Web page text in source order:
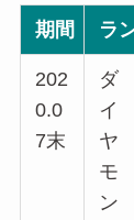
期間 ラ
202
0.0
7末
ダ
イ
ヤ
モ
ン